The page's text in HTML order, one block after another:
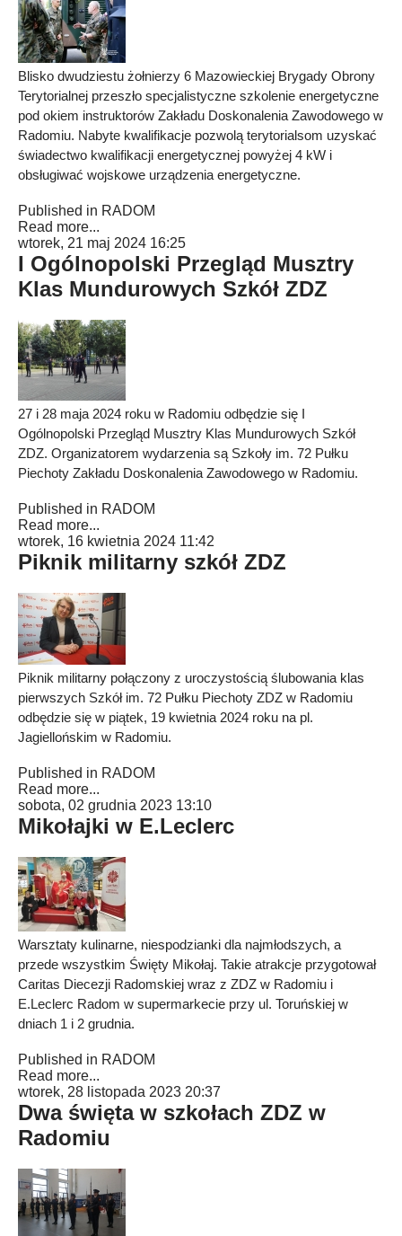
Blisko dwudziestu żołnierzy 6 Mazowieckiej Brygady Obrony
Terytorialnej przeszło specjalistyczne szkolenie energetyczne
pod okiem instruktorów Zakładu Doskonalenia Zawodowego w
Radomiu. Nabyte kwalifikacje pozwolą terytorialsom uzyskać
świadectwo kwalifikacji energetycznej powyżej 4 kW i
obsługiwać wojskowe urządzenia energetyczne.
Published in RADOM
Read more...
wtorek, 21 maj 2024 16:25
I Ogólnopolski Przegląd Musztry
Klas Mundurowych Szkół ZDZ
27 i 28 maja 2024 roku w Radomiu odbędzie się I
Ogólnopolski Przegląd Musztry Klas Mundurowych Szkół
ZDZ. Organizatorem wydarzenia są Szkoły im. 72 Pułku
Piechoty Zakładu Doskonalenia Zawodowego w Radomiu.
Published in RADOM
Read more...
wtorek, 16 kwietnia 2024 11:42
Piknik militarny szkół ZDZ
Piknik militarny połączony z uroczystością ślubowania klas
pierwszych Szkół im. 72 Pułku Piechoty ZDZ w Radomiu
odbędzie się w piątek, 19 kwietnia 2024 roku na pl.
Jagiellońskim w Radomiu.
Published in RADOM
Read more...
sobota, 02 grudnia 2023 13:10
Mikołajki w E.Leclerc
Warsztaty kulinarne, niespodzianki dla najmłodszych, a
przede wszystkim Święty Mikołaj. Takie atrakcje przygotował
Caritas Diecezji Radomskiej wraz z ZDZ w Radomiu i
E.Leclerc Radom w supermarkecie przy ul. Toruńskiej w
dniach 1 i 2 grudnia.
Published in RADOM
Read more...
wtorek, 28 listopada 2023 20:37
Dwa święta w szkołach ZDZ w
Radomiu